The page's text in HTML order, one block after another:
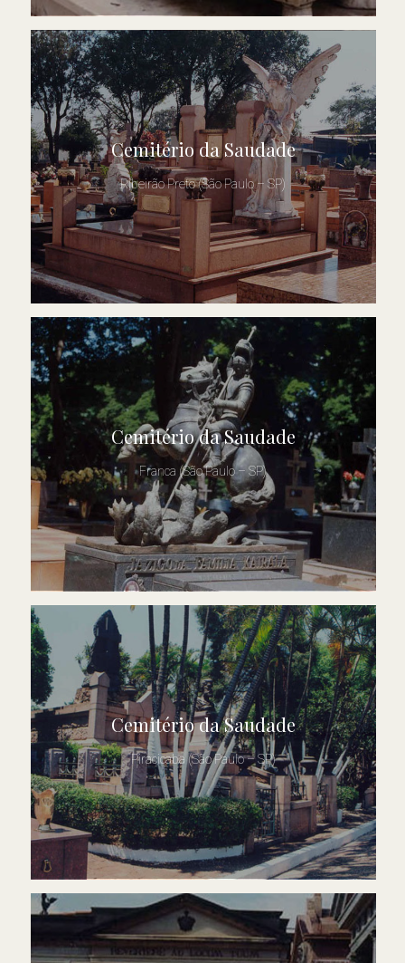
Cemitério da Saudade
Ribeirão Preto (São Paulo – SP)
Cemitério da Saudade
Franca (São Paulo – SP)
Cemitério da Saudade
Piracicaba (São Paulo – SP)